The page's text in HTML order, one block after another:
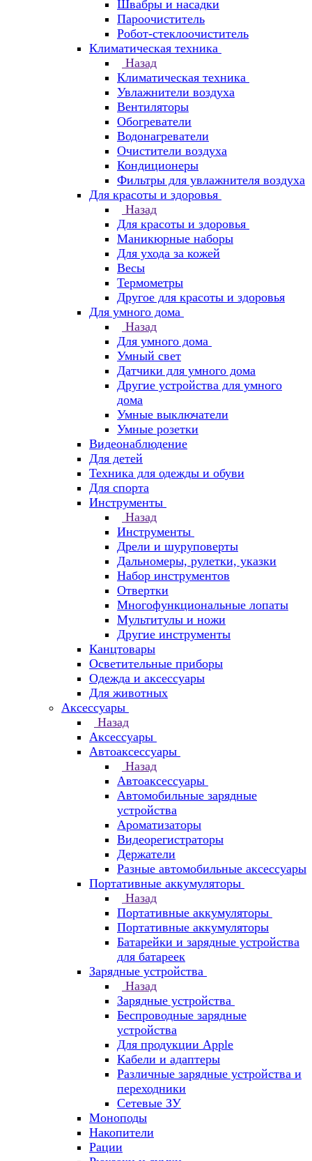
Швабры и насадки
Пароочиститель
Робот-стеклоочиститель
Климатическая техника
Назад
Климатическая техника
Увлажнители воздуха
Вентиляторы
Обогреватели
Водонагреватели
Очистители воздуха
Кондиционеры
Фильтры для увлажнителя воздуха
Для красоты и здоровья
Назад
Для красоты и здоровья
Маникюрные наборы
Для ухода за кожей
Весы
Термометры
Другое для красоты и здоровья
Для умного дома
Назад
Для умного дома
Умный свет
Датчики для умного дома
Другие устройства для умного
дома
Умные выключатели
Умные розетки
Видеонаблюдение
Для детей
Техника для одежды и обуви
Для спорта
Инструменты
Назад
Инструменты
Дрели и шуруповерты
Дальномеры, рулетки, указки
Набор инструментов
Отвертки
Многофункциональные лопаты
Мультитулы и ножи
Другие инструменты
Канцтовары
Осветительные приборы
Одежда и аксессуары
Для животных
Аксессуары
Назад
Аксессуары
Автоаксессуары
Назад
Автоаксессуары
Автомобильные зарядные
устройства
Ароматизаторы
Видеорегистраторы
Держатели
Разные автомобильные аксессуары
Портативные аккумуляторы
Назад
Портативные аккумуляторы
Портативные аккумуляторы
Батарейки и зарядные устройства
для батареек
Зарядные устройства
Назад
Зарядные устройства
Беспроводные зарядные
устройства
Для продукции Apple
Кабели и адаптеры
Различные зарядные устройства и
переходники
Сетевые ЗУ
Моноподы
Накопители
Рации